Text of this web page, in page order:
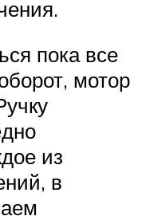
пока все
мотор
из
в